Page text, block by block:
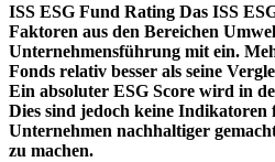
ISS ESG Fund Rating Das ISS
Faktoren aus den Bereichen
Unternehmensführung mit ein.
Fonds relativ besser als seine
Ein absoluter ESG Score wird in
Dies sind jedoch keine Indikatoren
Unternehmen nachhaltiger
zu machen.